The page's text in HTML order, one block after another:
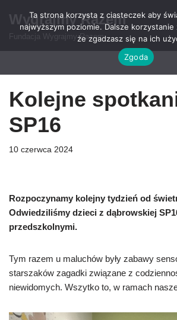
Przejdź
Wygrajmy Razem
Fundacja Wygrajmy Razem
Kolejne
SP16
10 czerwca 2024
Rozpoczynamy kolejny tydzień od
Odwiedziliśmy dzieci z dąbrowskiej
przedszkolnymi.
Tym razem u maluchów były zabawy
starszaków zagadki związane z
niewidomych. Wszytko to, w ramach
Ta strona korzysta z ciasteczek aby
najwyższym poziomie. Dalsze
że zgadzasz się na ich
Zgoda